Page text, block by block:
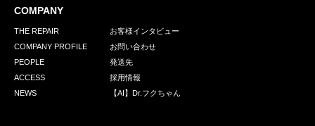
COMPANY
THE REPAIR
COMPANY PROFILE
PEOPLE
ACCESS
NEWS
お客様インタビュー
お問い合わせ
発送先
採用情報
【AI】Dr.フクちゃん